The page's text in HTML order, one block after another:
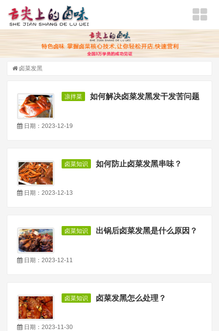
卤菜发黑
凉拌菜 如何解决卤菜发黑发干发苦问题
日期：2023-12-19
卤菜知识 如何防止卤菜发黑串味？
日期：2023-12-13
卤菜知识 出锅后卤菜发黑是什么原因？
日期：2023-12-11
卤菜知识 卤菜发黑怎么处理？
日期：2023-11-30